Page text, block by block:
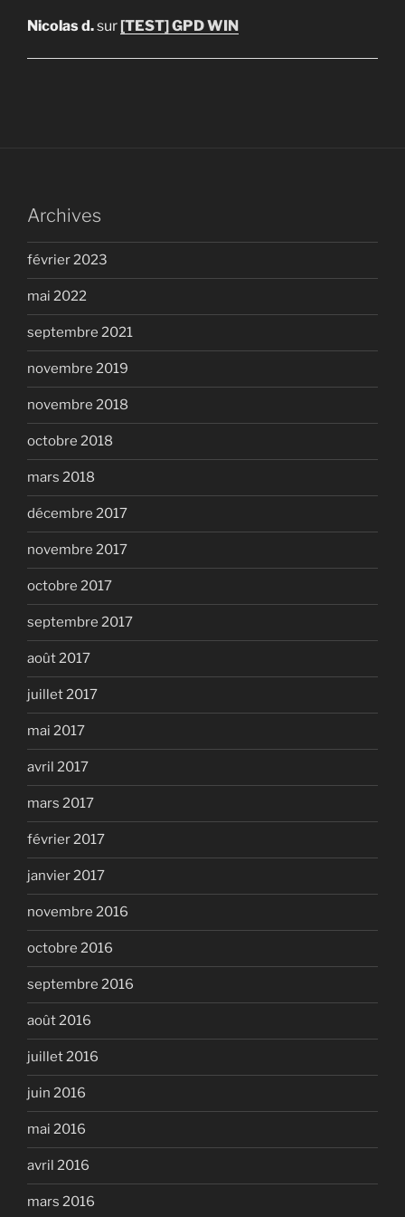
Nicolas d.sur[TEST] GPD WIN
Archives
février 2023
mai 2022
septembre 2021
novembre 2019
novembre 2018
octobre 2018
mars 2018
décembre 2017
novembre 2017
octobre 2017
septembre 2017
août 2017
juillet 2017
mai 2017
avril 2017
mars 2017
février 2017
janvier 2017
novembre 2016
octobre 2016
septembre 2016
août 2016
juillet 2016
juin 2016
mai 2016
avril 2016
mars 2016